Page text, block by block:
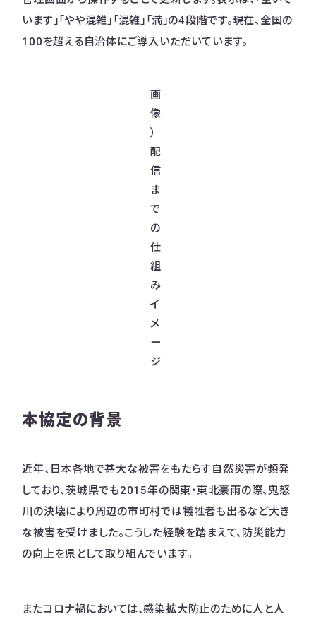
います」「やや混雑」「混雑」「満」の4段階です。現在、全国の
100を超える自治体にご導入いただいています。
画
像
）
配
信
ま
で
の
仕
組
み
イ
メ
ー
ジ
本協定の背景
近年、日本各地で甚大な被害をもたらす自然災害が頻発
しており、茨城県でも2015年の関東・東北豪雨の際、鬼怒
川の決壊により周辺の市町村では犠牲者も出るなど大き
な被害を受けました。こうした経験を踏まえて、防災能力
の向上を県として取り組んでいます。
またコロナ禍においては、感染拡大防止のために人と人